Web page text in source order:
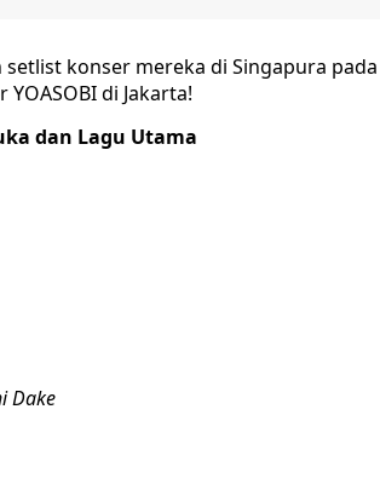
setlist konser mereka di Singapura
di Jakarta!
dan Lagu Utama
Dake